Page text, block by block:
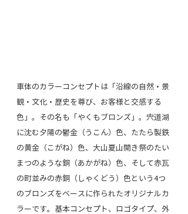
車体のカラーコンセプトは「沿線の自然・景
観・文化・歴史を尊び、お客様と交感する
色」。その名も「やくもブロンズ」。宍道湖
に沈む夕陽の鬱金（うこん）色、たたら製鉄
の黄金（こがね）色、大山夏山開き祭のたい
まつのような銅（あかがね）色、そして赤瓦
の町並みの赤銅（しゃくどう）色という4つ
のブロンズをベースに作られたオリジナルカ
ラーです。基本コンセプト、ロゴタイプ、外